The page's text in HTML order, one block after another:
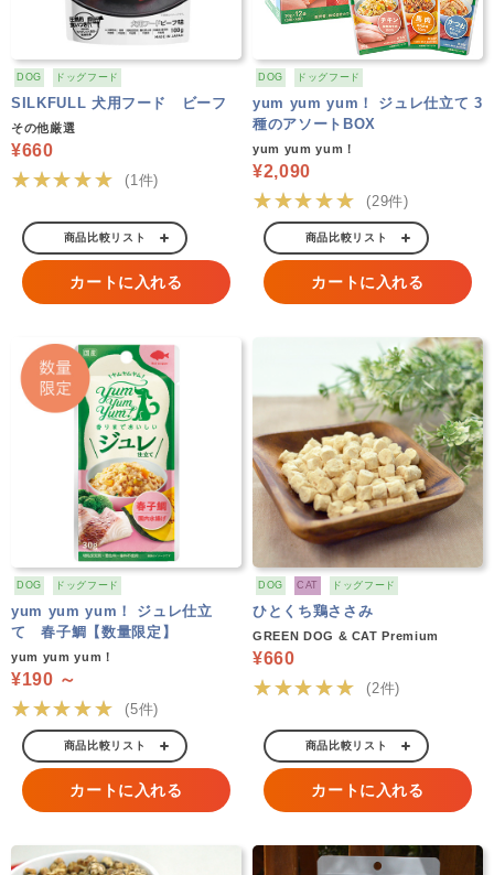
DOG ドッグフード
SILKFULL 犬用フード ビーフ
その他厳選
¥660
★★★★★ (1件)
商品比較リスト
カートに入れる
DOG ドッグフード
yum yum yum！ ジュレ仕立て 3
種のアソートBOX
yum yum yum！
¥2,090
★★★★★ (29件)
商品比較リスト
カートに入れる
DOG ドッグフード
yum yum yum！ ジュレ仕立
て 春子鯛【数量限定】
yum yum yum！
¥190 ～
★★★★★ (5件)
商品比較リスト
カートに入れる
DOG CAT ドッグフード
ひとくち鶏ささみ
GREEN DOG & CAT Premium
¥660
★★★★★ (2件)
商品比較リスト
カートに入れる